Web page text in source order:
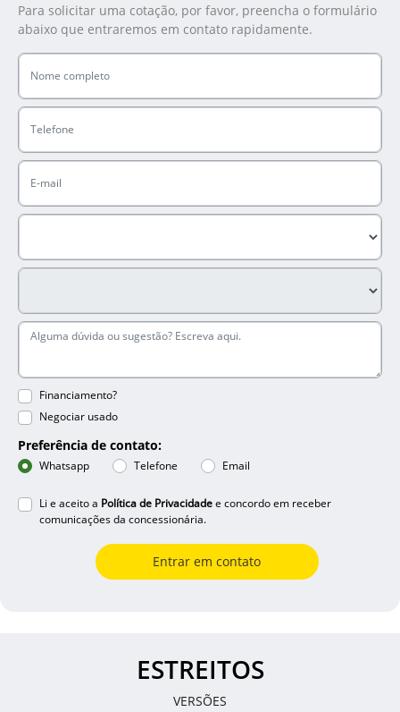
Para solicitar uma cotação, por favor, preencha o formulário
abaixo que entraremos em contato rapidamente.
Financiamento?
Negociar usado
Preferência de contato:
Whatsapp Telefone Email
Li e aceito a Política de Privacidadee concordo em receber
comunicações da concessionária.
Entrar em contato
ESTREITOS
VERSÕES